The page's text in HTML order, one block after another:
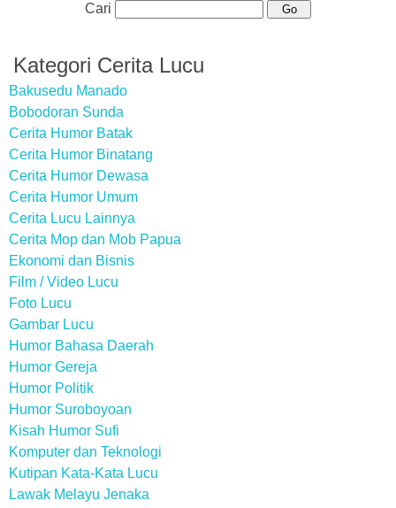
Cari
Kategori Cerita Lucu
Bakusedu Manado
Bobodoran Sunda
Cerita Humor Batak
Cerita Humor Binatang
Cerita Humor Dewasa
Cerita Humor Umum
Cerita Lucu Lainnya
Cerita Mop dan Mob Papua
Ekonomi dan Bisnis
Film / Video Lucu
Foto Lucu
Gambar Lucu
Humor Bahasa Daerah
Humor Gereja
Humor Politik
Humor Suroboyoan
Kisah Humor Sufi
Komputer dan Teknologi
Kutipan Kata-Kata Lucu
Lawak Melayu Jenaka